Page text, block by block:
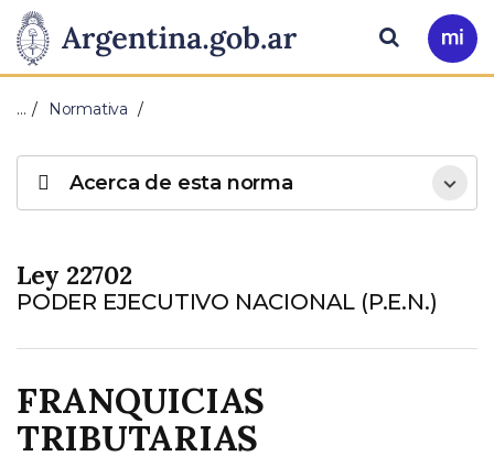
Presidencia
de
Nación
Pasar al contenido principal
Ir
a
Buscar
… Normativa
Ley 22702
PODER EJECUTIVO NACIONAL (P.E.N.)
FRANQUICIAS
TRIBUTARIAS
Acerca de esta norma